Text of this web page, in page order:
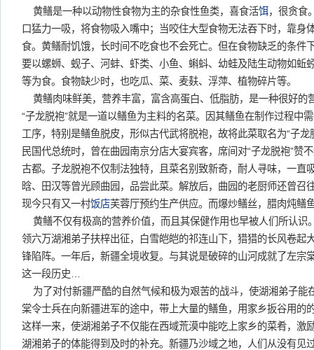
黄鳝是一种以动物性食物为主的杂食性鱼类，喜食活饵，很贪食
口猛力一吸，将食物吸入嘴中；当咬住大型食物无法吞下时，靠身
食。黄鳝耐饥饿，长时间不吃食也不会死亡。但在食物缺乏的条件
要以螺蛳、蚬子、河蚌、虾类、小鱼、蝌蚪、幼蛙及陆生动物如蚯
等为食。食物缺少时，也吃瓜、菜、麦麸、浮萍、植物碎片等。
黄鳝肉味鲜美，营养丰富，富含高蛋白、低脂肪，是一种很好的
“子龙脱袍”就是一道以鳝鱼为主料的名菜。因其鳝鱼在制作过程中
工序，特别是鳝鱼脱皮，形似古代武将脱袍，故将此菜取名为“子
民国代总统时，曾在曲园南京分店大宴宾客，席间对“子龙脱袍”赞
古都。子龙脱袍不仅制法独特，且菜名别致新奇，耐人寻味，一直
晗、田汉等曾光顾曲园，品尝此菜。解放后，曲园的老厨师还曾召
现今只有又一村饭店芙蓉厅预约生产供应。而爆炒鳝丝，腊肉炖鳝
黄鳝不仅有极高的营养价值，而且其保健作用也早被人们所认识
领六万湖湘弟子扶梓出征，白雪皑皑的祁连山下，猎猎的长风卷起
锋陷阵。一年后，新疆全境收复。与其说是破碎的山河成就了左宗
这一段历史…
为了对付新疆严酷的自然气候和极为艰苦的战斗，使湖湘弟子能
棠令士兵在向新疆进军的途中，带上大量的鳝鱼，用家乡扳谷用的
这样一来，使湖湘弟子不仅能在西域荒漠中能吃上家乡的菜肴，激
湖湘弟子的体能得到及时的补充。新疆乃沙域之地，人们从没有见